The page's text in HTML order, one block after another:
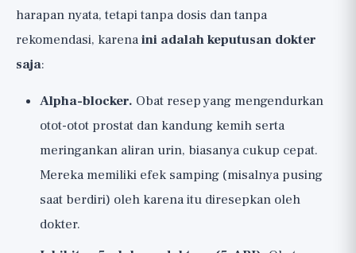
harapan nyata, tetapi tanpa dosis dan tanpa
rekomendasi, karenaini adalah keputusan dokter
saja:
Alpha-blocker. Obat resep yang mengendurkan
otot-otot prostat dan kandung kemih serta
meringankan aliran urin, biasanya cukup cepat.
Mereka memiliki efek samping (misalnya pusing
saat berdiri) oleh karena itu diresepkan oleh
dokter.